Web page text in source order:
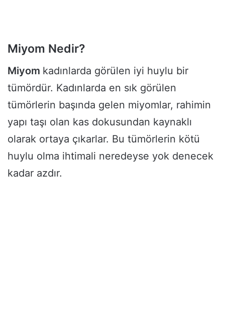
Miyom Nedir?
Miyom kadınlarda görülen iyi huylu bir
tümördür. Kadınlarda en sık görülen
tümörlerin başında gelen miyomlar, rahimin
yapı taşı olan kas dokusundan kaynaklı
olarak ortaya çıkarlar. Bu tümörlerin kötü
huylu olma ihtimali neredeyse yok denecek
kadar azdır.